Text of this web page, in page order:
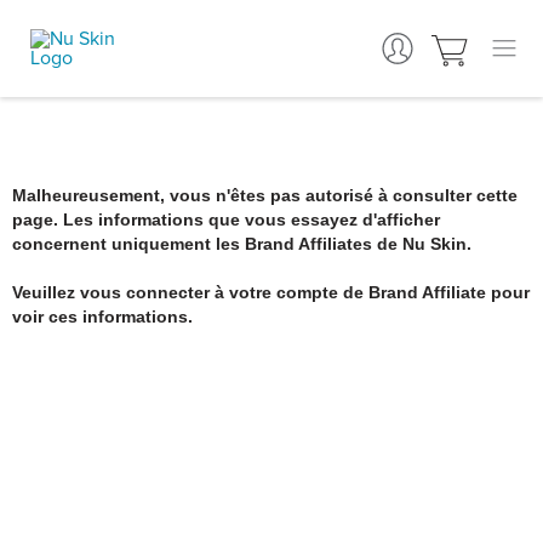
Malheureusement, vous n'êtes pas autorisé à consulter cette
page. Les informations que vous essayez d'afficher
concernent uniquement les Brand Affiliates de Nu Skin.
Veuillez vous connecter à votre compte de Brand Affiliate pour
voir ces informations.